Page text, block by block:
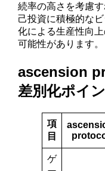
続率の高さを考慮
己投資に積極的な
化による生産性向
可能性があります。
ascension
差別化ポイ
項
目
ゲ